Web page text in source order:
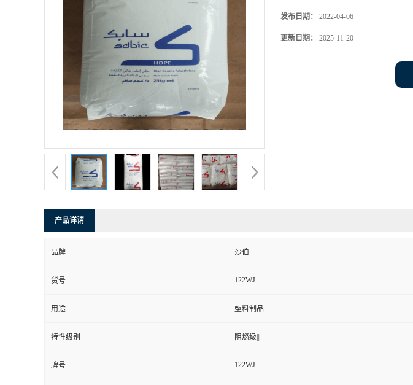
发布日期： 2022-04-06
更新日期： 2025-11-20
产品详请
品牌 沙伯
货号 122WJ
用途 塑料制品
特性级别 阻燃级|||
牌号 122WJ